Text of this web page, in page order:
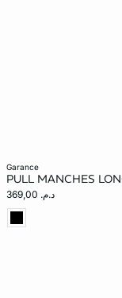
garance
PULL MANCHES
د.م. 369,00